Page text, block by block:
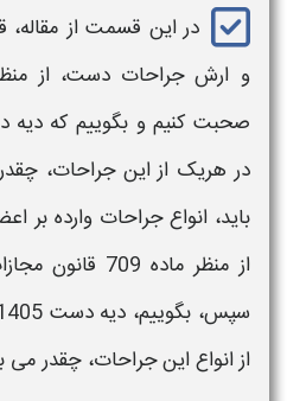
در این قسمت از
و ارشجراحات دست، از
صحبت کنیم و بگوییم که دیه
در هریک از این جراحات،
باید، انواع جراحات وارده بر
از منظر ماده
سپس، بگوییم، دیه دست 1405 و نرخ ارش
از انواع این جراحات، چقدر می